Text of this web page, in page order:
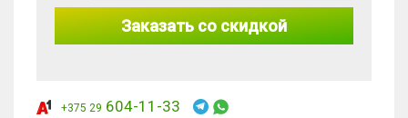
Заказать со скидкой
+375 29 604-11-33